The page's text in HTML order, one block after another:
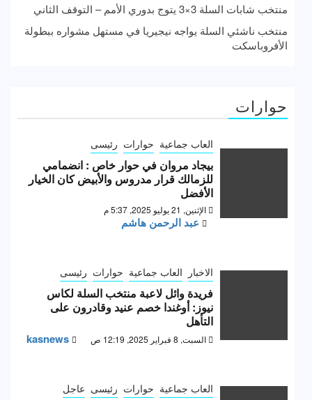
منتخب شابات السلة 3×3 يتوج بدوري الأمم – التوقف الثاني
منتخب ناشئي السلة يواجه نيجيريا في مستهل مشواره ببطولة
الأفروباسكت
حوارات
العاب جماعية حوارات رئيسى
بيجاد مروان في حوار خاص : انضمامي
للزمالك قرار مدروس والأبيض كان الخيار
الأفضل
الإثنين, 21 يوليو 2025, 5:37 م
عبد الرحمن هاشم
الاخبار العاب جماعية حوارات رئيسى
فريدة وائل لاعبة منتخب السلة لكاس
نيوز: أوغندا خصم عنيد وقادرون على
التأهل
السبت, 8 فبراير 2025, 12:19 ص kasnews
العاب جماعية حوارات رئيسى عاجل